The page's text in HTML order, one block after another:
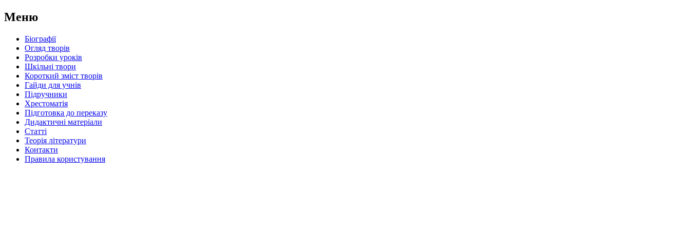
Меню
Біографії
Огляд творів
Розробки уроків
Шкільні твори
Короткий зміст творів
Гайди для учнів
Підручники
Хрестоматія
Підготовка до переказу
Дидактичні матеріали
Статті
Теорія літератури
Контакти
Правила користування